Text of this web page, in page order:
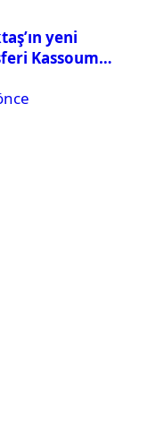
yeni
Kassoum
Resmi